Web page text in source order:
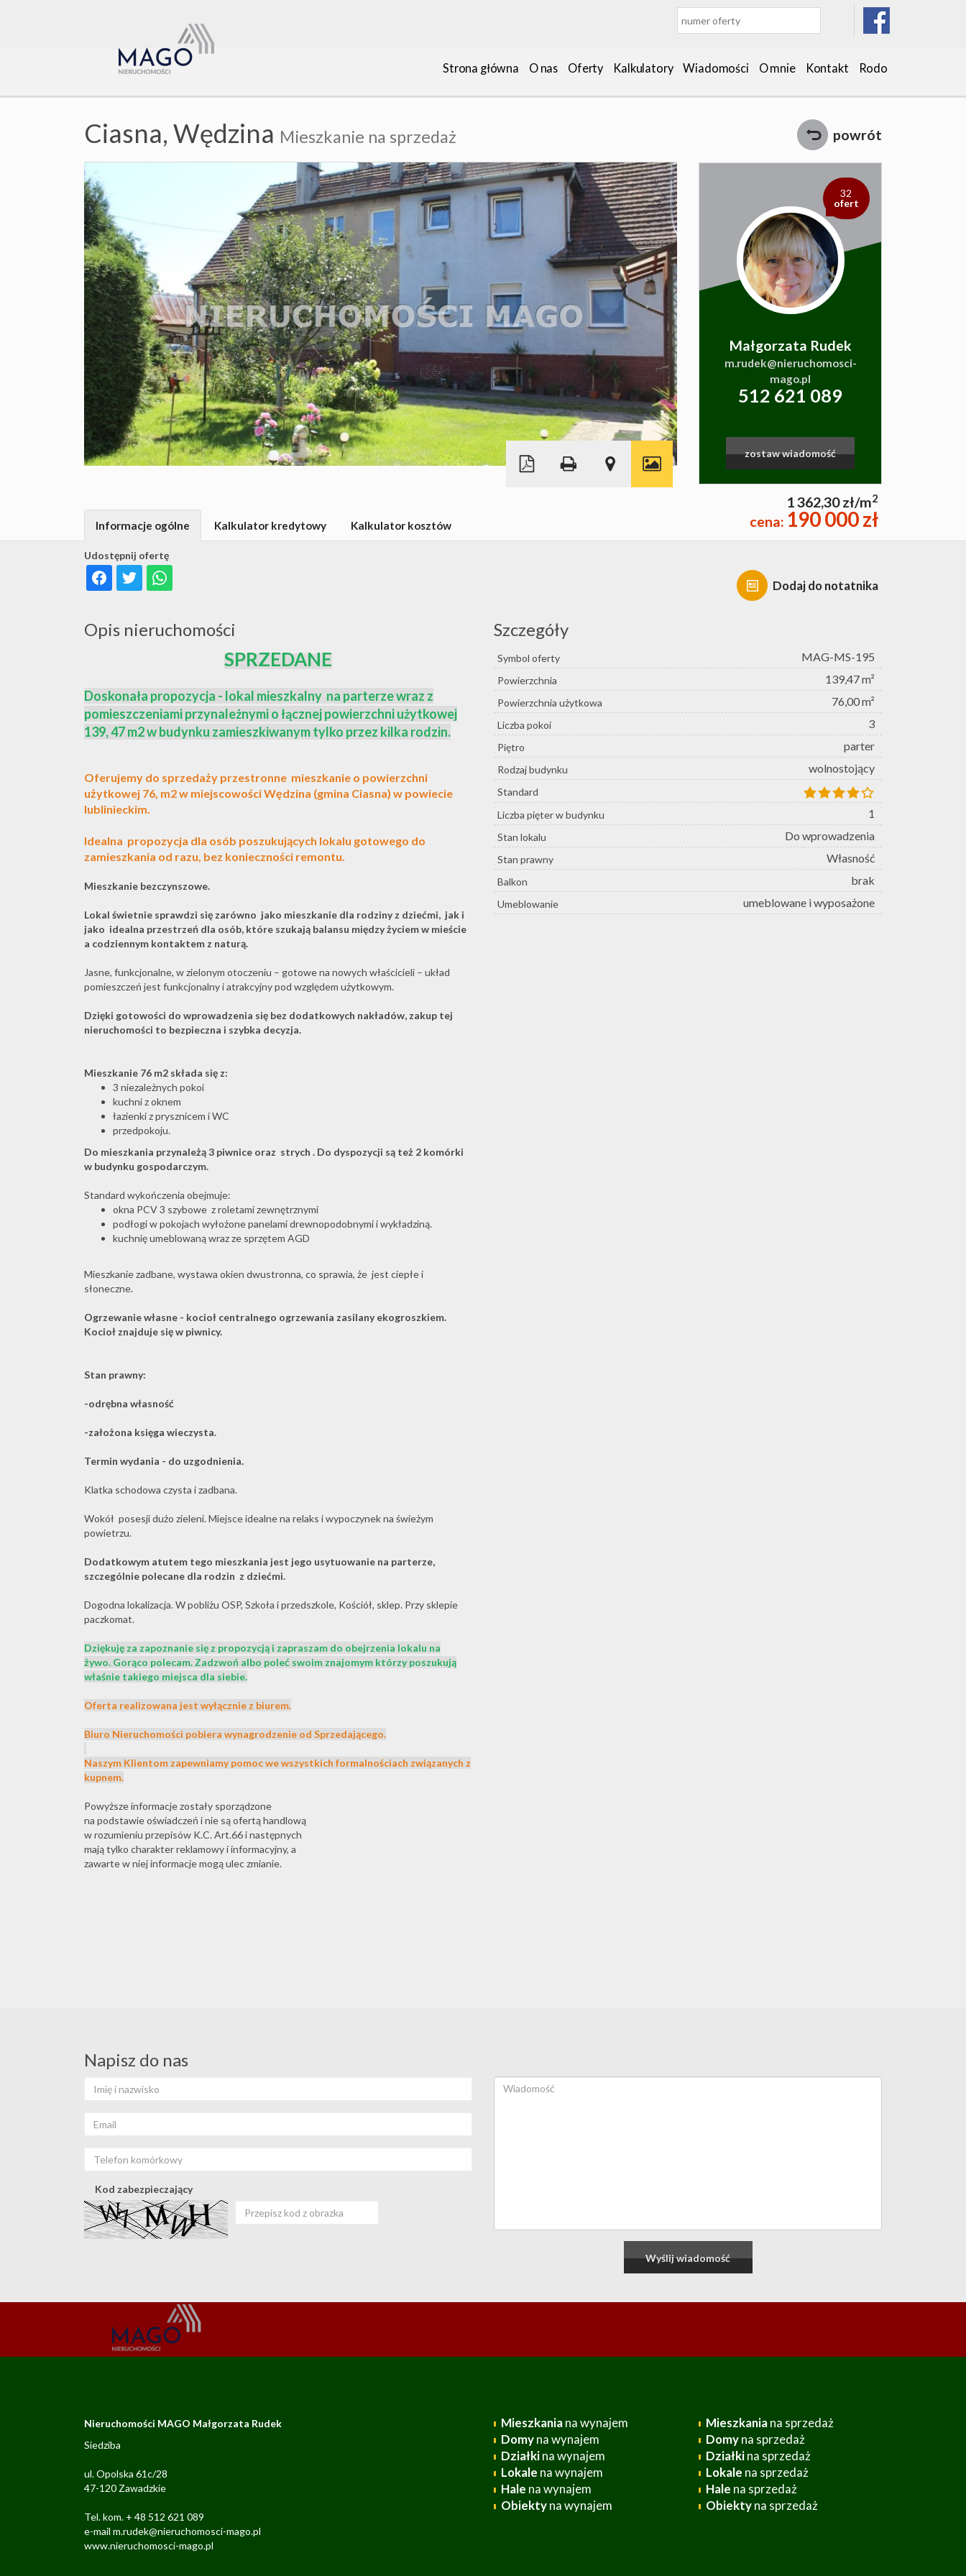
Strona główna O nas Oferty Kalkulatory Wiadomości O mnie Kontakt Rodo
Ciasna, Wędzina Mieszkanie na sprzedaż powrót
+
−
| © MapTiler OpenStreetMap contributors
32
ofert
Małgorzata Rudek
m.rudek@nieruchomosci-
mago.pl
512 621 089
zostaw wiadomość
1 362,30 zł/m2
cena: 190 000 zł
Dodaj do notatnika
Udostępnij ofertę
Informacje ogólne Kalkulator kredytowy Kalkulator kosztów
Opis nieruchomości
SPRZEDANE
Doskonała propozycja - lokal mieszkalny na parterze wraz z
pomieszczeniami przynależnymi o łącznej powierzchni użytkowej
139, 47 m2 w budynku zamieszkiwanym tylko przez kilka rodzin.
Oferujemy do sprzedaży przestronne mieszkanie o powierzchni
użytkowej 76, m2 w miejscowości Wędzina (gmina Ciasna) w powiecie
lublinieckim.
Idealna propozycja dla osób poszukujących lokalu gotowego do
zamieszkania od razu, bez konieczności remontu.
Mieszkanie bezczynszowe.
Lokal świetnie sprawdzi się zarówno jako mieszkanie dla rodziny z dziećmi, jak i
jako idealna przestrzeń dla osób, które szukają balansu między życiem w mieście
a codziennym kontaktem z naturą.
Jasne, funkcjonalne, w zielonym otoczeniu – gotowe na nowych właścicieli – układ
pomieszczeń jest funkcjonalny i atrakcyjny pod względem użytkowym.
Dzięki gotowości do wprowadzenia się bez dodatkowych nakładów, zakup tej
nieruchomości to bezpieczna i szybka decyzja.
Mieszkanie 76 m2 składa się z:
3 niezależnych pokoi
kuchni z oknem
łazienki z prysznicem i WC
przedpokoju.
Do mieszkania przynależą 3 piwnice oraz strych . Do dyspozycji są też 2 komórki
w budynku gospodarczym.
Standard wykończenia obejmuje:
okna PCV 3 szybowe z roletami zewnętrznymi
podłogi w pokojach wyłożone panelami drewnopodobnymi i wykładziną.
kuchnię umeblowaną wraz ze sprzętem AGD
Mieszkanie zadbane, wystawa okien dwustronna, co sprawia, że jest ciepłe i
słoneczne.
Ogrzewanie własne - kocioł centralnego ogrzewania zasilany ekogroszkiem.
Kocioł znajduje się w piwnicy.
Stan prawny:
-odrębna własność
-założona księga wieczysta.
Termin wydania - do uzgodnienia.
Klatka schodowa czysta i zadbana.
Wokół posesji dużo zieleni. Miejsce idealne na relaks i wypoczynek na świeżym
powietrzu.
Dodatkowym atutem tego mieszkania jest jego usytuowanie na parterze,
szczególnie polecane dla rodzin z dziećmi.
Dogodna lokalizacja. W pobliżu OSP, Szkoła i przedszkole, Kościół, sklep. Przy sklepie
paczkomat.
Dziękuję za zapoznanie się z propozycją i zapraszam do obejrzenia lokalu na
żywo. Gorąco polecam. Zadzwoń albo poleć swoim znajomym którzy poszukują
właśnie takiego miejsca dla siebie.
Oferta realizowana jest wyłącznie z biurem.
Biuro Nieruchomości pobiera wynagrodzenie od Sprzedającego.
Naszym Klientom zapewniamy pomoc we wszystkich formalnościach związanych z
kupnem.
Powyższe informacje zostały sporządzone
na podstawie oświadczeń i nie są ofertą handlową
w rozumieniu przepisów K.C. Art.66 i następnych
mają tylko charakter reklamowy i informacyjny, a
zawarte w niej informacje mogą ulec zmianie.
Szczegóły
Symbol oferty MAG-MS-195
Powierzchnia 139,47 m²
Powierzchnia użytkowa 76,00 m²
Liczba pokoi 3
Piętro parter
Rodzaj budynku wolnostojący
Standard
Liczba pięter w budynku
1
Stan lokalu Do wprowadzenia
Stan prawny Własność
Balkon brak
Umeblowanie umeblowane i wyposażone
Napisz do nas
Kod zabezpieczający
Nieruchomości MAGO Małgorzata Rudek
Siedziba
ul. Opolska 61c/28
47-120 Zawadzkie
Tel. kom. + 48 512 621 089
e-mail m.rudek@nieruchomosci-mago.pl
www.nieruchomosci-mago.pl
Mieszkaniana wynajem
Domyna wynajem
Działkina wynajem
Lokale na wynajem
Hale na wynajem
Obiektyna wynajem
Mieszkaniana sprzedaż
Domyna sprzedaż
Działkina sprzedaż
Lokale na sprzedaż
Hale na sprzedaż
Obiektyna sprzedaż